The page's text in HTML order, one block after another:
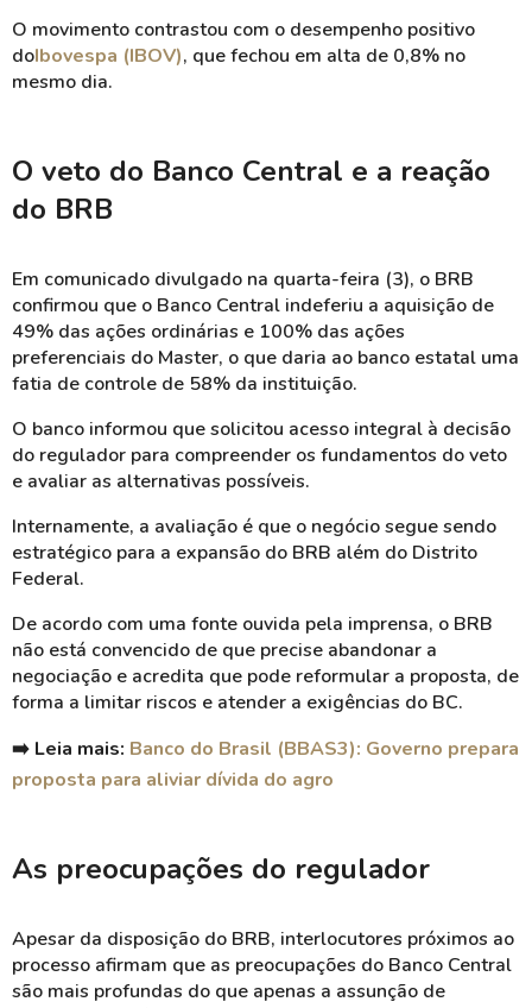
O movimento contrastou com o desempenho positivo
doIbovespa (IBOV), que fechou em alta de 0,8% no
mesmo dia.
O veto do Banco Central e a reação
do BRB
Em comunicado divulgado na quarta-feira (3), o BRB
confirmou que o Banco Central indeferiu a aquisição de
49% das ações ordinárias e 100% das ações
preferenciais do Master, o que daria ao banco estatal uma
fatia de controle de 58% da instituição.
O banco informou que solicitou acesso integral à decisão
do regulador para compreender os fundamentos do veto
e avaliar as alternativas possíveis.
Internamente, a avaliação é que o negócio segue sendo
estratégico para a expansão do BRB além do Distrito
Federal.
De acordo com uma fonte ouvida pela imprensa, o BRB
não está convencido de que precise abandonar a
negociação e acredita que pode reformular a proposta, de
forma a limitar riscos e atender a exigências do BC.
➡️ Leia mais: Banco do Brasil (BBAS3): Governo prepara
proposta para aliviar dívida do agro
As preocupações do regulador
Apesar da disposição do BRB, interlocutores próximos ao
processo afirmam que as preocupações do Banco Central
são mais profundas do que apenas a assunção de